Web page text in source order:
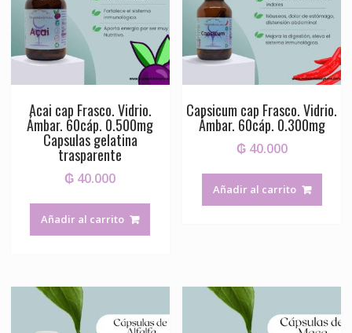
Acai cap Frasco. Vidrio.
Ámbar. 60cáp. 0.500mg
Capsulas gelatina
trasparente
₲ 40.000
Añadir al carrito
Capsicum cap Frasco. Vidrio.
Ámbar. 60cáp. 0.300mg
₲40.000
Añadir al carrito